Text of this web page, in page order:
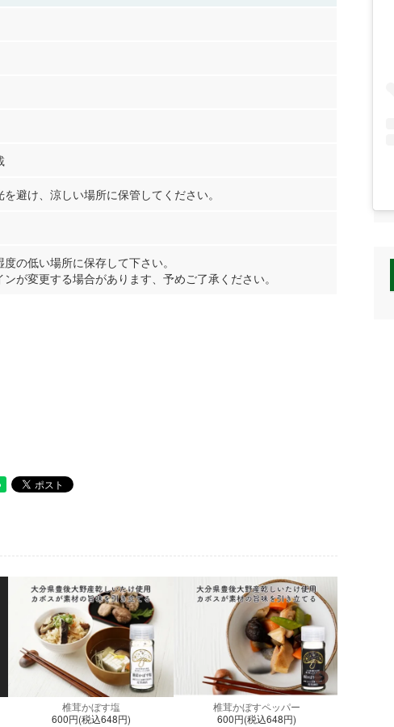
避け、涼しい場所に保管してください。
の低い場所に保存して下さい。
ンが変更する場合があります、予めご了承ください。
椎茸かぼす塩
600円(税込648円)
椎茸かぼすペッパー
600円(税込648円)